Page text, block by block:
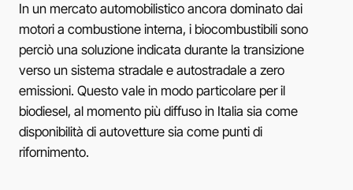
In un mercato automobilistico ancora dominato dai
motori a combustione interna, i biocombustibili sono
perciò una soluzione indicata durante la transizione
verso un sistema stradale e autostradale a zero
emissioni. Questo vale in modo particolare per il
biodiesel, al momento più diffuso in Italia sia come
disponibilità di autovetture sia come punti di
rifornimento.